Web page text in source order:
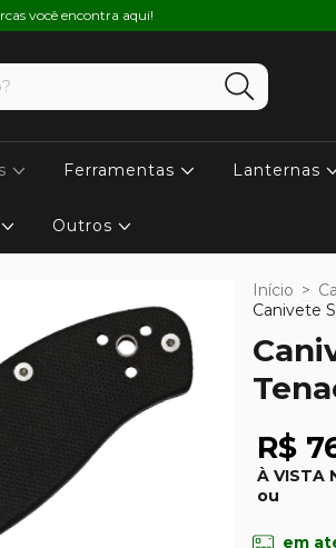
você encontra aqui!
Ferramentas Lanternas
Outros
Início >
Canivete
R$
À VISTA
ou
em